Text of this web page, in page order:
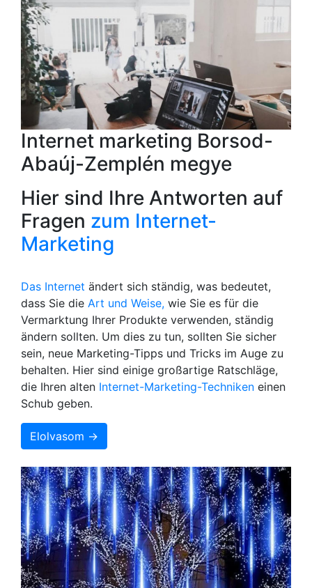
Internet marketing Borsod-
Abaúj-Zemplén megye
Hier sind Ihre Antworten auf
Fragen zum Internet-
Marketing
Das Internet ändert sich ständig, was bedeutet,
dass Sie die Art und Weise, wie Sie es für die
Vermarktung Ihrer Produkte verwenden, ständig
ändern sollten. Um dies zu tun, sollten Sie sicher
sein, neue Marketing-Tipps und Tricks im Auge zu
behalten. Hier sind einige großartige Ratschläge,
die Ihren alten Internet-Marketing-Techniken einen
Schub geben.
Elolvasom →